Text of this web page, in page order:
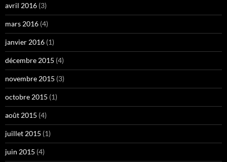
avril 2016 (3)
mars 2016 (4)
janvier 2016 (1)
décembre 2015 (4)
novembre 2015 (3)
octobre 2015 (1)
août 2015 (4)
juillet 2015 (1)
juin 2015 (4)